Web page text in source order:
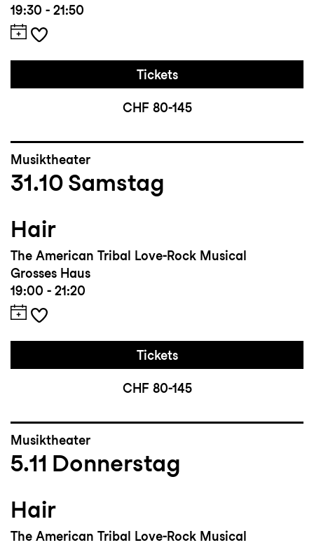
19:30 - 21:50
Tickets
CHF 80-145
Musiktheater
31.10 Samstag
Hair
The American Tribal Love-Rock Musical
Grosses Haus
19:00 - 21:20
Tickets
CHF 80-145
Musiktheater
5.11 Donnerstag
Hair
The American Tribal Love-Rock Musical